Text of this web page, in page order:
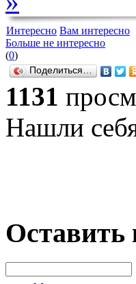
Интересно Вам интересно
Больше не интересно
(0)
Поделиться…
1131
Нашли
Оставить